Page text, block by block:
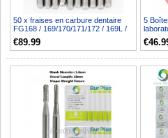
50 x fraises en carbure dentaire
FG168 / 169/170/171/172 / 169L /
170L / 171L po...
€89.99
5
main